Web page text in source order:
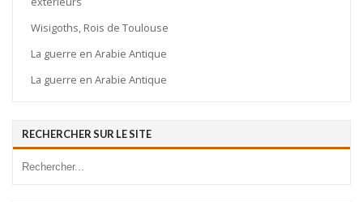
Wisigoths, Rois de Toulouse
La guerre en Arabie Antique
La guerre en Arabie Antique
RECHERCHER SUR LE SITE